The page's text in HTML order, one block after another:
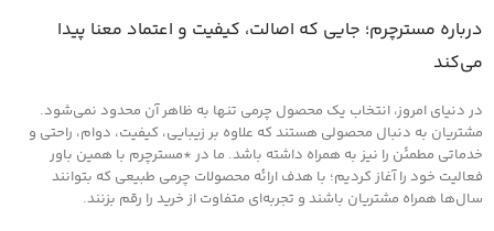
درباره مسترچرم؛ جایی که اصالت، کیفیت و اعتماد معنا پیدا
می‌کند
در دنیای امروز، انتخاب یک محصول چرمی تنها به ظاهر آن محدود نمی‌شود.
مشتریان به دنبال محصولی هستند که علاوه بر زیبایی، کیفیت، دوام، راحتی و
خدماتی مطمئن را نیز به همراه داشته باشد. ما در *مسترچرم با همین باور
فعالیت خود را آغاز کردیم؛ با هدف ارائه محصولات چرمی طبیعی که بتوانند
سال‌ها همراه مشتریان باشند و تجربه‌ای متفاوت از خرید را رقم بزنند.